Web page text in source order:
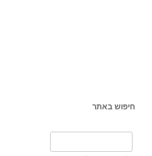
חיפוש באתר